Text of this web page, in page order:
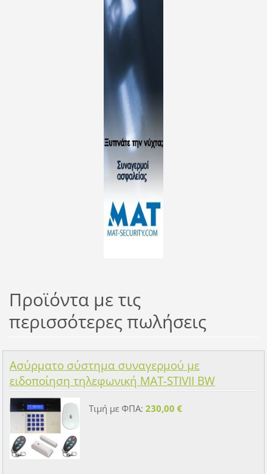
Προϊόντα με τις
περισσότερες πωλήσεις
Ασύρματο σύστημα συναγερμού με
ειδοποίηση τηλεφωνική MAT-STIVII BW
Τιμή με ΦΠΑ: 230,00 €